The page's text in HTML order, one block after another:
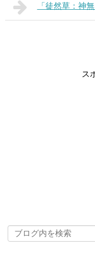
「徒然草：神
ス